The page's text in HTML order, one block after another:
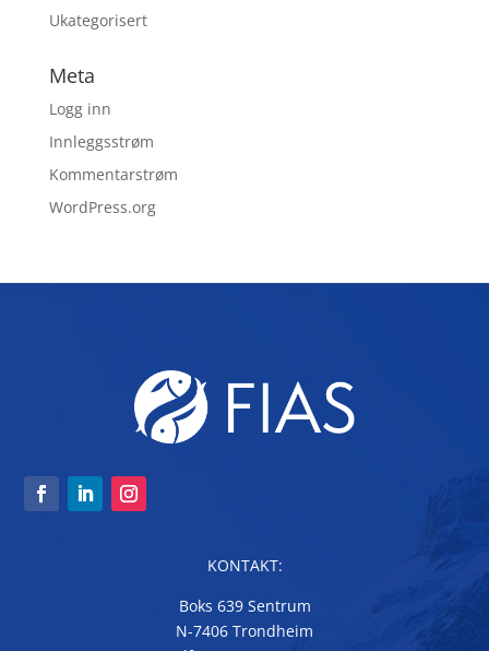
Ukategorisert
Meta
Logg inn
Innleggsstrøm
Kommentarstrøm
WordPress.org
KONTAKT:
Boks 639 Sentrum
N-7406 Trondheim